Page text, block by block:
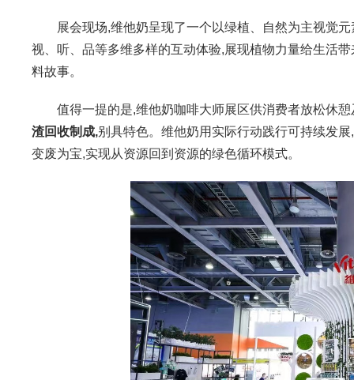
展会现场,维他奶呈现了一个以绿植、自然为主视觉元
视、听、品等多维多样的互动体验,展现植物力量给生活
料故事。
值得一提的是,维他奶咖啡大师展区供消费者放松休憩
渣回收制成,别具特色。维他奶用实际行动践行可持续发
变废为宝,实现从资源回到资源的绿色循环模式。